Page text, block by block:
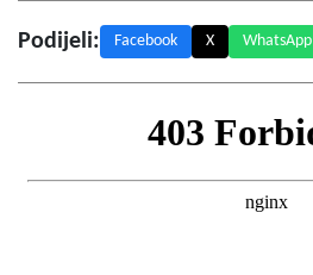
Podijeli: Facebook X WhatsApp